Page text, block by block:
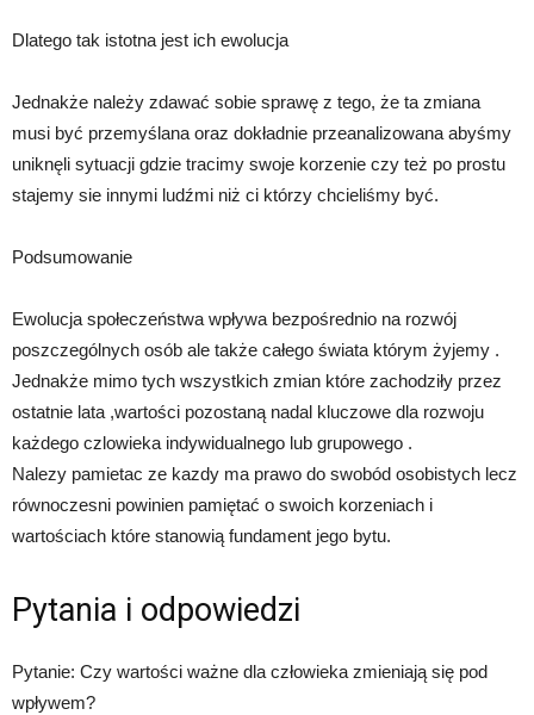
Dlatego tak istotna jest ich ewolucja
Jednakże należy zdawać sobie sprawę z tego, że ta zmiana
musi być przemyślana oraz dokładnie przeanalizowana abyśmy
uniknęli sytuacji gdzie tracimy swoje korzenie czy też po prostu
stajemy sie innymi ludźmi niż ci którzy chcieliśmy być.
Podsumowanie
Ewolucja społeczeństwa wpływa bezpośrednio na rozwój
poszczególnych osób ale także całego świata którym żyjemy .
Jednakże mimo tych wszystkich zmian które zachodziły przez
ostatnie lata ,wartości pozostaną nadal kluczowe dla rozwoju
każdego czlowieka indywidualnego lub grupowego .
Nalezy pamietac ze kazdy ma prawo do swobód osobistych lecz
równoczesni powinien pamiętać o swoich korzeniach i
wartościach które stanowią fundament jego bytu.
Pytania i odpowiedzi
Pytanie: Czy wartości ważne dla człowieka zmieniają się pod
wpływem?